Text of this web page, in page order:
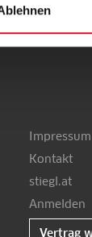
Impressum
Kontakt
stiegl.at
Anmelden
Vertrag